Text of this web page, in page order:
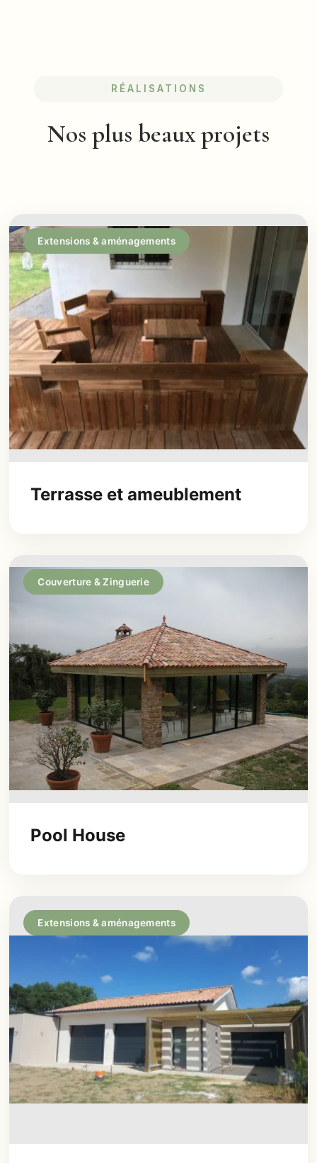
RÉALISATIONS
Nos plus beaux projets
Extensions & aménagements
Terrasse et ameublement
Couverture & Zinguerie
Pool House
Extensions & aménagements